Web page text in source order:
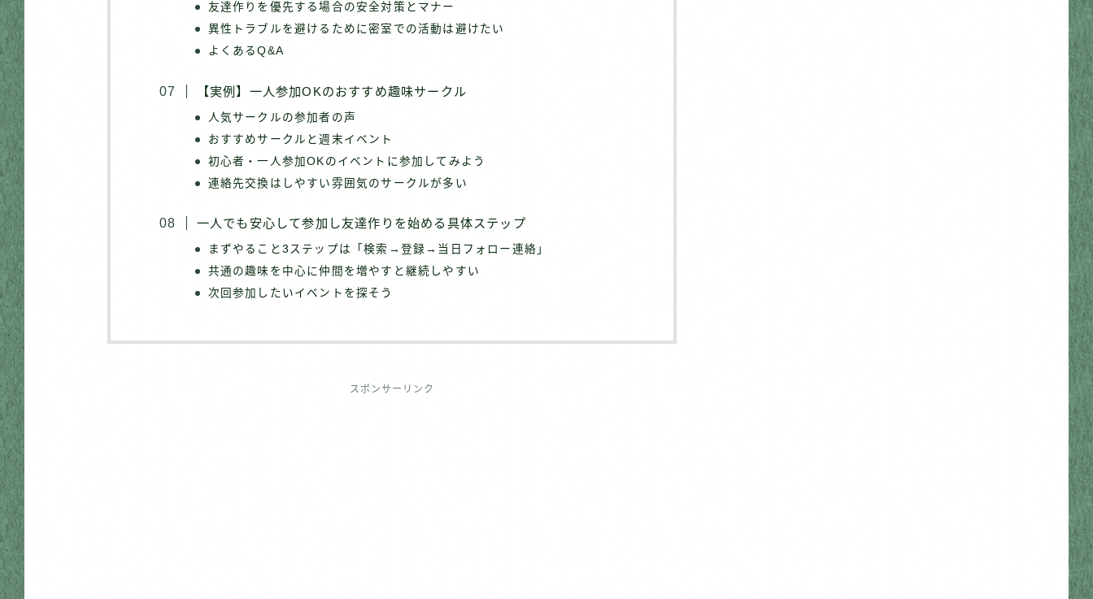
友達作りを優先する場合の安全対策とマナー
異性トラブルを避けるために密室での活動は避けたい
よくあるQ&A
【実例】一人参加OKのおすすめ趣味サークル
人気サークルの参加者の声
おすすめサークルと週末イベント
初心者・一人参加OKのイベントに参加してみよう
連絡先交換はしやすい雰囲気のサークルが多い
一人でも安心して参加し友達作りを始める具体ステップ
まずやること3ステップは「検索→登録→当日フォロー連絡」
共通の趣味を中心に仲間を増やすと継続しやすい
次回参加したいイベントを探そう
スポンサーリンク